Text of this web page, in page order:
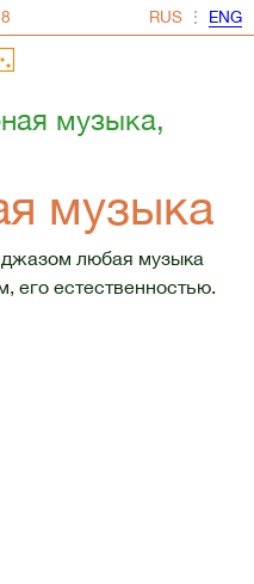
⋮
музыка,
музыка
любая музыка
его естественностью.